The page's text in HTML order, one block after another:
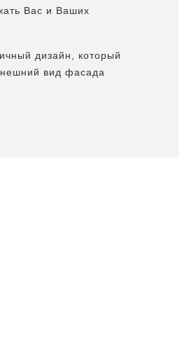
Вас и Ваших
дизайн, который
вид фасада